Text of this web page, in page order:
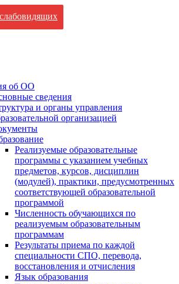
об ОО
сведения
и органы управления
организацией
Реализуемые образовательные
программы с указанием учебных
предметов, курсов, дисциплин
(модулей), практики, предусмотренных
соответствующей образовательной
программой
Численность обучающихся по
реализуемым образовательным
программам
Результаты приема по каждой
специальности СПО, перевода,
восстановления и отчисления
Язык образования